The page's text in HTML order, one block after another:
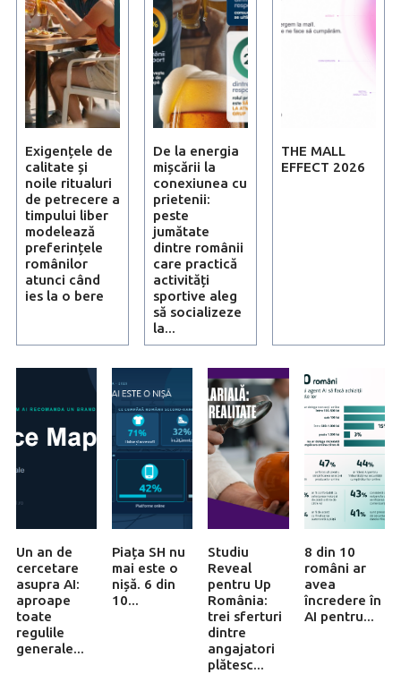
Exigențele de
calitate și
noile ritualuri
de petrecere a
timpului liber
modelează
preferințele
românilor
atunci când
ies la o bere
De la energia
mișcării la
conexiunea cu
prietenii:
peste
jumătate
dintre românii
care practică
activități
sportive aleg
să socializeze
la...
THE MALL
EFFECT 2026
Un an de
cercetare
asupra AI:
aproape
toate
regulile
generale...
Piața SH nu
mai este o
nișă. 6 din
10...
Studiu
Reveal
pentru Up
România:
trei sferturi
dintre
angajatori
plătesc...
8 din 10
români ar
avea
încredere în
AI pentru...